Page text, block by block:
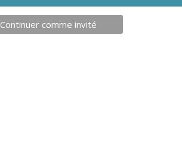
Continuer comme invité